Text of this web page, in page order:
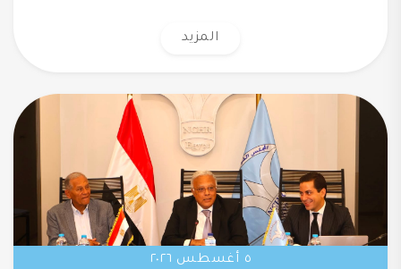
المزيد
٥ أغسطس ٢٠٢٦